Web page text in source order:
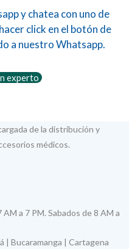
y chatea con uno de
click en el botón de
a nuestro Whatsapp.
experto
de la distribución y
médicos.
a 7 PM. Sabados de 8 AM a
| Bucaramanga | Cartagena